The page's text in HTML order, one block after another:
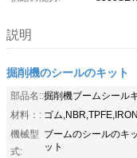
説明
掘削機のシールのキット
部品名::掘削機ブームシール
材料：: ゴム
機械型
式:
ブームのシールのキ
ット